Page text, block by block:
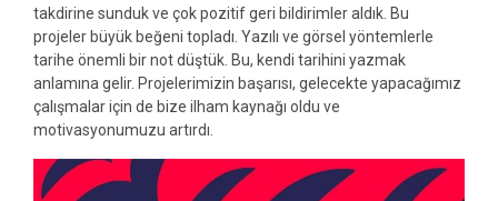
takdirine sunduk ve çok pozitif geri bildirimler aldık. Bu
projeler büyük beğeni topladı. Yazılı ve görsel yöntemlerle
tarihe önemli bir not düştük. Bu, kendi tarihini yazmak
anlamına gelir. Projelerimizin başarısı, gelecekte yapacağımız
çalışmalar için de bize ilham kaynağı oldu ve
motivasyonumuzu artırdı.